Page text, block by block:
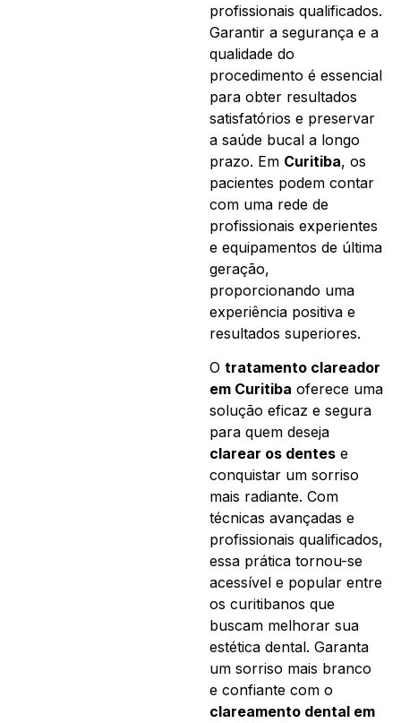
profissionais qualificados.
Garantir a segurança e a
qualidade do
procedimento é essencial
para obter resultados
satisfatórios e preservar
a saúde bucal a longo
prazo. Em Curitiba, os
pacientes podem contar
com uma rede de
profissionais experientes
e equipamentos de última
geração,
proporcionando uma
experiência positiva e
resultados superiores.
O tratamento clareador
em Curitiba oferece uma
solução eficaz e segura
para quem deseja
clarear os dentes e
conquistar um sorriso
mais radiante. Com
técnicas avançadas e
profissionais qualificados,
essa prática tornou-se
acessível e popular entre
os curitibanos que
buscam melhorar sua
estética dental. Garanta
um sorriso mais branco
e confiante com o
clareamento dental em